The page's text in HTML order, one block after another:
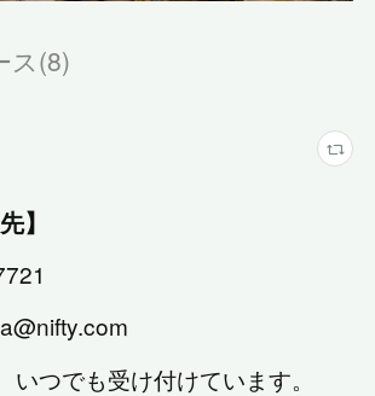
ス(8)
】
いつでも受け付けています。